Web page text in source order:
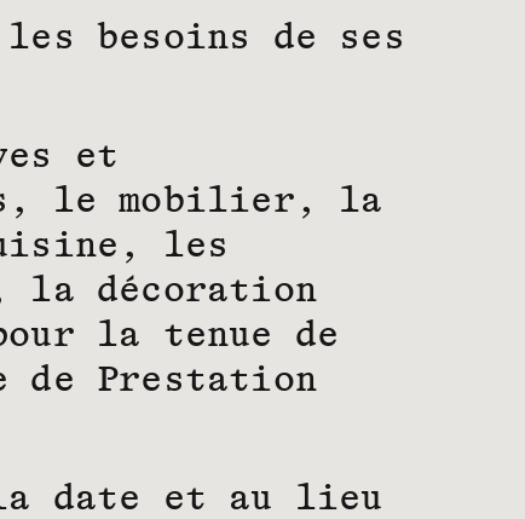
besoins de ses
et
le mobilier, la
les
la décoration
la tenue de
de Prestation
date et au lieu